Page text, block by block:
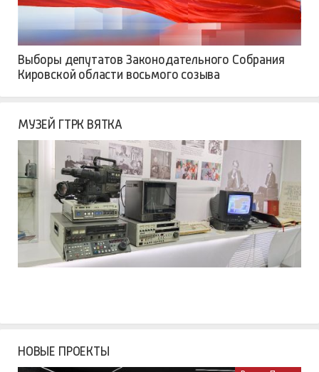
Выборы депутатов Законодательного Собрания
Кировской области восьмого созыва
МУЗЕЙ ГТРК ВЯТКА
НОВЫЕ ПРОЕКТЫ